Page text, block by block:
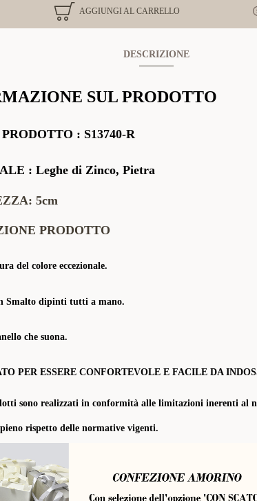
AGGIUNGI AL CARRELLO
DESCRIZIONE
SUL PRODOTTO
: S13740-R
: Leghe di Zinco, Pietra
5cm
PRODOTTO
del colore eccezionale.
Smalto dipinti tutti a mano.
che suona.
PER ESSERE CONFORTEVOLE E FACILE DA
sono realizzati in conformità alle limitazioni inerenti al
rispetto delle normative vigenti.